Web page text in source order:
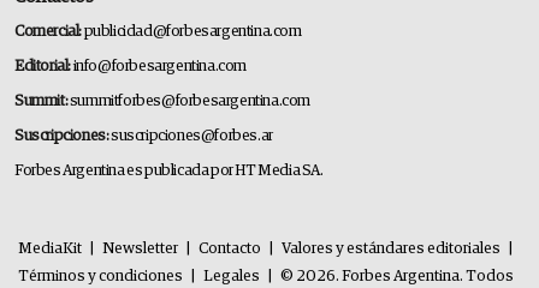
Comercial:publicidad@forbesargentina.com
Editorial:info@forbesargentina.com
Summit:summitforbes@forbesargentina.com
Suscripciones:suscripciones@forbes.ar
Forbes Argentina es publicada por HT Media SA.
MediaKit Newsletter Contacto Valores y estándares editoriales
Términos y condiciones
Legales
© 2026. Forbes Argentina. Todos